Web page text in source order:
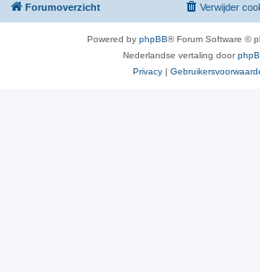
Forumoverzicht Verwijder
Powered by phpBB® Forum Software ©
Nederlandse vertaling door
Privacy |